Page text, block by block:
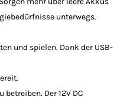
unterwegs.
und spielen. Dank der USB-
Der 12V DC